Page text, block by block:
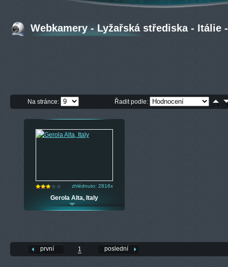
Webkamery - Lyžařská střediska - Itálie
Na stránce: Řadit podle:
zhlédnuto: 2816x
Gerola Alta, Italy
první 1 poslední